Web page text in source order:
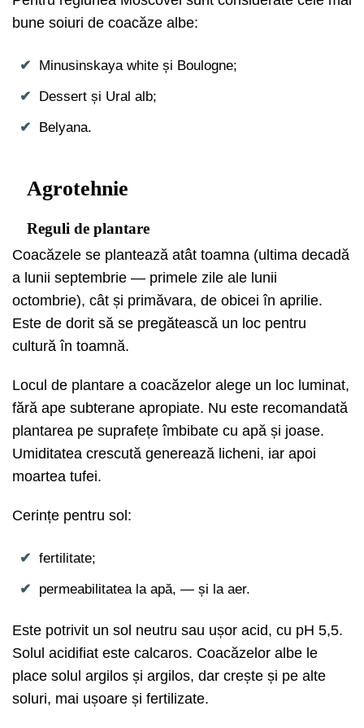
bune soiuri de coacăze albe:
Minusinskaya white și Boulogne;
Dessert și Ural alb;
Belyana.
Agrotehnie
Reguli de plantare
Coacăzele se plantează atât toamna (ultima decadă
a lunii septembrie — primele zile ale lunii
octombrie), cât și primăvara, de obicei în aprilie.
Este de dorit să se pregătească un loc pentru
cultură în toamnă.
Locul de plantare a coacăzelor alege un loc luminat,
fără ape subterane apropiate. Nu este recomandată
plantarea pe suprafețe îmbibate cu apă și joase.
Umiditatea crescută generează licheni, iar apoi
moartea tufei.
Cerințe pentru sol:
fertilitate;
permeabilitatea la apă, — și la aer.
Este potrivit un sol neutru sau ușor acid, cu pH 5,5.
Solul acidifiat este calcaros. Coacăzelor albe le
place solul argilos și argilos, dar crește și pe alte
soluri, mai ușoare și fertilizate.